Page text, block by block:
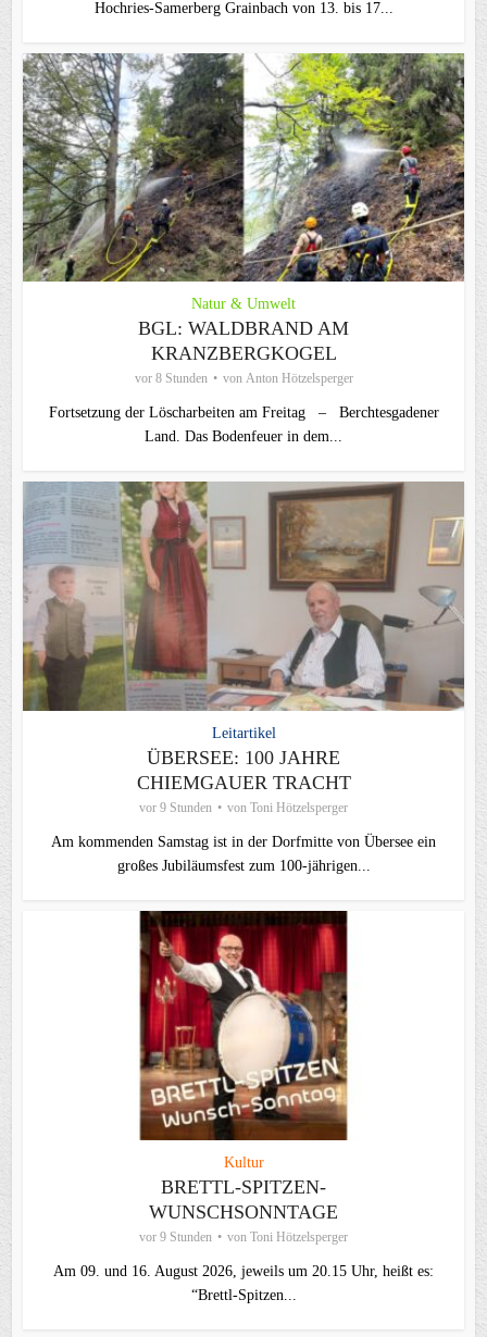
Hochries-Samerberg Grainbach von 13. bis 17...
Natur & Umwelt
BGL: WALDBRAND AM
KRANZBERGKOGEL
vor 8 Stunden von Anton Hötzelsperger
Fortsetzung der Löscharbeiten am Freitag – Berchtesgadener
Land. Das Bodenfeuer in dem...
Leitartikel
ÜBERSEE: 100 JAHRE
CHIEMGAUER TRACHT
vor 9 Stunden von Toni Hötzelsperger
Am kommenden Samstag ist in der Dorfmitte von Übersee ein
großes Jubiläumsfest zum 100-jährigen...
Kultur
BRETTL-SPITZEN-
WUNSCHSONNTAGE
vor 9 Stunden von Toni Hötzelsperger
Am 09. und 16. August 2026, jeweils um 20.15 Uhr, heißt es:
“Brettl-Spitzen...